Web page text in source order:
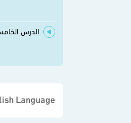
الدرس
Language